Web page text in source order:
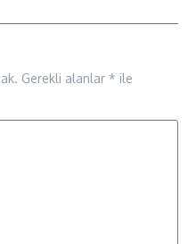
Gerekli alanlar * ile